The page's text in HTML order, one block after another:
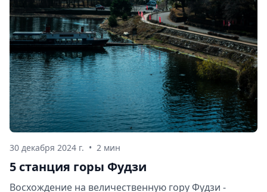
30 декабря 2024 г. • 2 мин
5 станция горы Фудзи
Восхождение на величественную гору Фудзи -